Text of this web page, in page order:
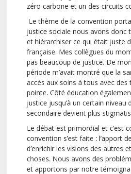
zéro carbone et un des circuits
Le thème de la convention
justice sociale nous avons donc
et hiérarchiser ce qui était juste
française. Mes collègues du
pas beaucoup de justice. De
période m’avait montré que la
accès aux soins à tous avec des
pointe. Côté éducation
justice jusqu’à un certain niveau
secondaire devient plus
Le débat est primordial et c’est
convention s’est faite : l’apport
d’enrichir les visions des autres
choses. Nous avons des
et apportons par notre